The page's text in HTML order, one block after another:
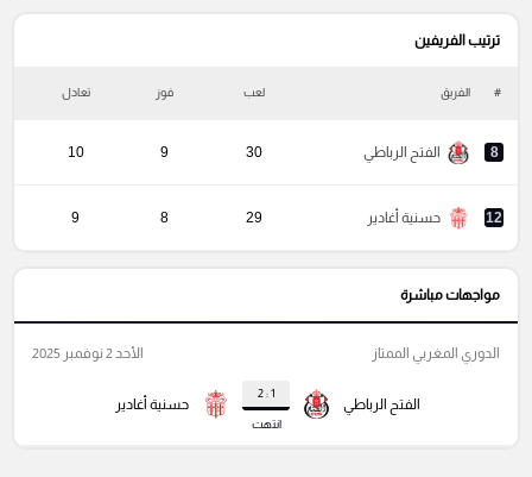
ترتيب الفريفين
# الفريق لعب فوز تعادل
8 الفتح الرباطي 30
9
10
12 حسنية أغادير 29
8
9
مواجهات مباشرة
الفتح الرباطي
1 : 2
انتهت
حسنية أغادير
الدوري المغربي الممتاز الأحد 2 نوفمبر 2025